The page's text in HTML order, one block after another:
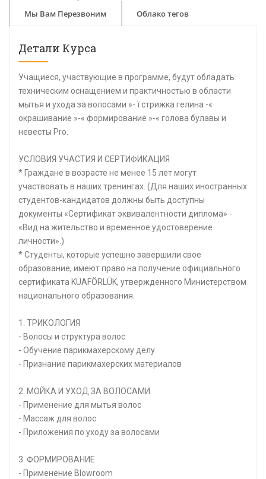
Мы Вам Перезвоним Облако тегов
Детали Курса
Учащиеся, участвующие в программе, будут обладать
техническим оснащением и практичностью в области
мытья и ухода за волосами »- ï стрижка гелина -«
окрашивание »-« формирование »-« голова булавы и
невесты Pro.
УСЛОВИЯ УЧАСТИЯ И СЕРТИФИКАЦИЯ
* Граждане в возрасте не менее 15 лет могут
участвовать в наших тренингах. (Для наших иностранных
студентов-кандидатов должны быть доступны
документы «Сертификат эквивалентности диплома» -
«Вид на жительство и временное удостоверение
личности».)
* Студенты, которые успешно завершили свое
образование, имеют право на получение официального
сертификата KUAFÖRLÜK, утвержденного Министерством
национального образования.
1. ТРИКОЛОГИЯ
- Волосы и структура волос
- Обучение парикмахерскому делу
- Признание парикмахерских материалов
2. МОЙКА И УХОД ЗА ВОЛОСАМИ
- Применение для мытья волос
- Массаж для волос
- Приложения по уходу за волосами
3. ФОРМИРОВАНИЕ
- Применение Blowroom